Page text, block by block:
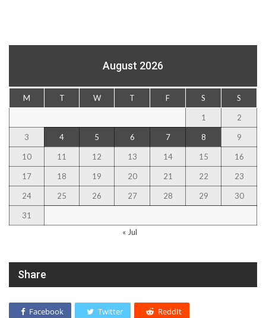
August 2026
M T W T F S S
1 2
3 4 5 6 7 8 9
10 11 12 13 14 15 16
17 18 19 20 21 22 23
24 25 26 27 28 29 30
31
« Jul
Share
Facebook Twitter ReddIt